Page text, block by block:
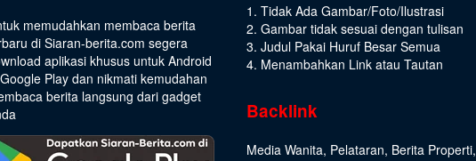
memudahkan membaca berita
di Siaran-berita.com segera
aplikasi khusus untuk Android
Play dan nikmati kemudahan
berita langsung dari gadget
1. Tidak Ada Gambar/Foto/Ilustrasi
2. Gambar tidak sesuai dengan tulisan
3. Judul Pakai Huruf Besar Semua
4. Menambahkan Link atau Tautan
Backlink
Media Wanita, Pelataran, Berita Properti,